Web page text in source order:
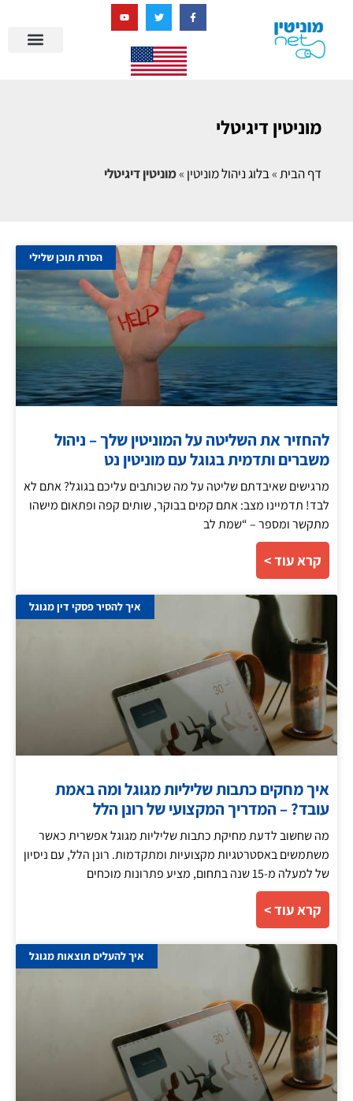
מוניטין דיגיטלי
דף הבית»בלוג ניהול מוניטין »מוניטין דיגיטלי
הסרת תוכן שלילי
להחזיר את השליטה על המוניטין שלך – ניהול
משברים ותדמית בגוגל עם מוניטין נט
מרגישים שאיבדתם שליטה על מה שכותבים עליכם בגוגל? אתם לא
לבד! תדמיינו מצב: אתם קמים בבוקר, שותים קפה ופתאום מישהו
מתקשר ומספר – “שמת לב
קרא עוד >
איך להסיר פסקי דין מגוגל
איך מחקים כתבות שליליות מגוגל ומה באמת
עובד? – המדריך המקצועי של רונן הלל
מה שחשוב לדעת מחיקת כתבות שליליות מגוגל אפשרית כאשר
משתמשים באסטרטגיות מקצועיות ומתקדמות. רונן הלל, עם ניסיון
של למעלה מ-15 שנה בתחום, מציע פתרונות מוכחים
קרא עוד >
איך להעלים תוצאות מגוגל